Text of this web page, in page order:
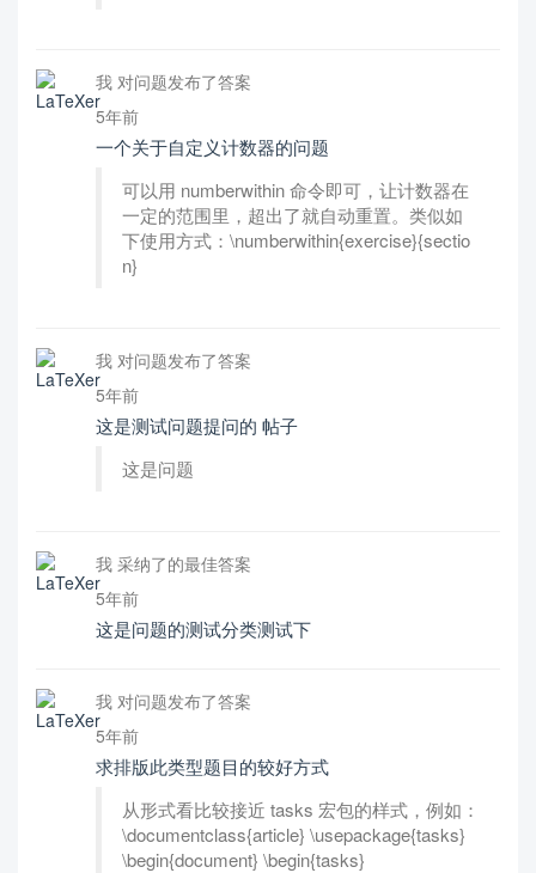
我 对问题发布了答案
5年前
一个关于自定义计数器的问题
可以用 numberwithin 命令即可，让计数器在
一定的范围里，超出了就自动重置。类似如
下使用方式：\numberwithin{exercise}{sectio
n}
我 对问题发布了答案
5年前
这是测试问题提问的 帖子
这是问题
我 采纳了的最佳答案
5年前
这是问题的测试分类测试下
我 对问题发布了答案
5年前
求排版此类型题目的较好方式
从形式看比较接近 tasks 宏包的样式，例如：
\documentclass{article} \usepackage{tasks}
\begin{document} \begin{tasks}